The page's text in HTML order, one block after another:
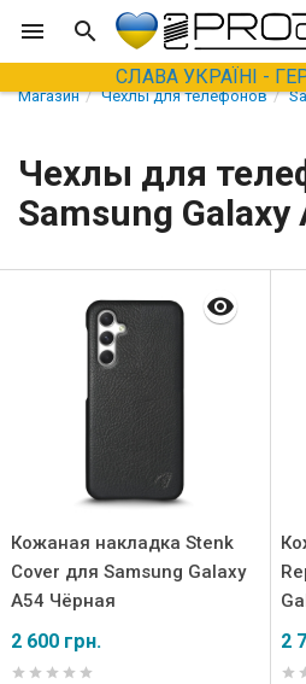
СЛАВА УКРАЇНІ -
Магазин Чехлы для телефонов
Чехлы для
Samsung Galaxy
Кожаная накладка Stenk
Cover для Samsung Galaxy
A54 Чёрная
2 600 грн. 2